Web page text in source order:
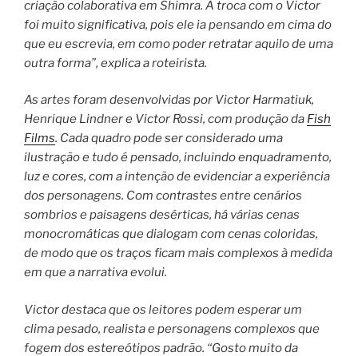
criação colaborativa em Shimra. A troca com o Victor
foi muito significativa, pois ele ia pensando em cima do
que eu escrevia, em como poder retratar aquilo de uma
outra forma”, explica a roteirista.
As artes foram desenvolvidas por Victor Harmatiuk,
Henrique Lindner e Victor Rossi, com produção da Fish
Films. Cada quadro pode ser considerado uma
ilustração e tudo é pensado, incluindo enquadramento,
luz e cores, com a intenção de evidenciar a experiência
dos personagens. Com contrastes entre cenários
sombrios e paisagens desérticas, há várias cenas
monocromáticas que dialogam com cenas coloridas,
de modo que os traços ficam mais complexos à medida
em que a narrativa evolui.
Victor destaca que os leitores podem esperar um
clima pesado, realista e personagens complexos que
fogem dos estereótipos padrão. “Gosto muito da